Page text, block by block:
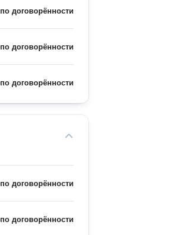
по договорённости
по договорённости
по договорённости
по договорённости
по договорённости